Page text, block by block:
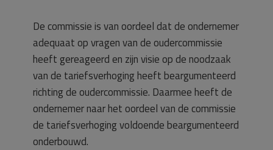
De commissie is van oordeel dat de ondernemer
adequaat op vragen van de oudercommissie
heeft gereageerd en zijn visie op de noodzaak
van de tariefsverhoging heeft beargumenteerd
richting de oudercommissie. Daarmee heeft de
ondernemer naar het oordeel van de commissie
de tariefsverhoging voldoende beargumenteerd
onderbouwd.